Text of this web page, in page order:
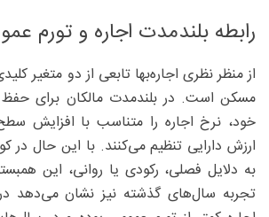
رابطه بلندمدت اجاره و تورم
از منظر نظری اجاره‌بها تابعی از دو متغیر
مسکن است. در بلندمدت مالکان برای
خود، نرخ اجاره را متناسب با افزایش
ارزش دارایی تنظیم می‌کنند. با این حال
به دلایل فصلی، رکودی یا روانی، این
تجربه سال‌های گذشته نیز نشان می‌دهد